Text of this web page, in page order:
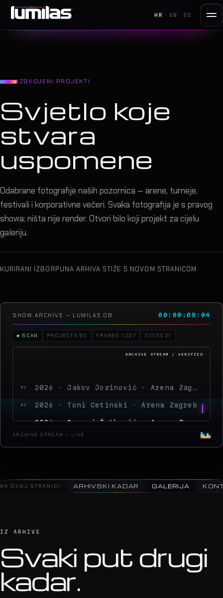
HR EN DE
IZDVOJENI PROJEKTI
Svjetlo koje
stvara
uspomene
Odabrane fotografije naših pozornica — arene, turneje,
festivali i korporativne večeri. Svaka fotografija je s pravog
showa; ništa nije render. Otvori bilo koji projekt za cijelu
galeriju.
KURIRANI IZBORPUNA ARHIVA STIŽE S NOVOM STRANICOM
SHOW ARCHIVE — LUMILAS.DB 00:00:10:13
▶ SCAN PROJECTS 80 FRAMES 1.207 CITIES 21
02 2026 · Toni Cetinski · Arena Zagreb
03 2026 · Sergej Ćetković · Arena Zagreb
2026 · Peđa Jovanović · Arena Zagreb
ARCHIVE STREAM — LIVE
NA OVOJ STRANICI ARHIVSKI KADAR GALERIJA
IZ ARHIVE
Svaki put drugi
kadar.